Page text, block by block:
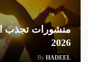
منشورات تجذب
2026
By HADEEL